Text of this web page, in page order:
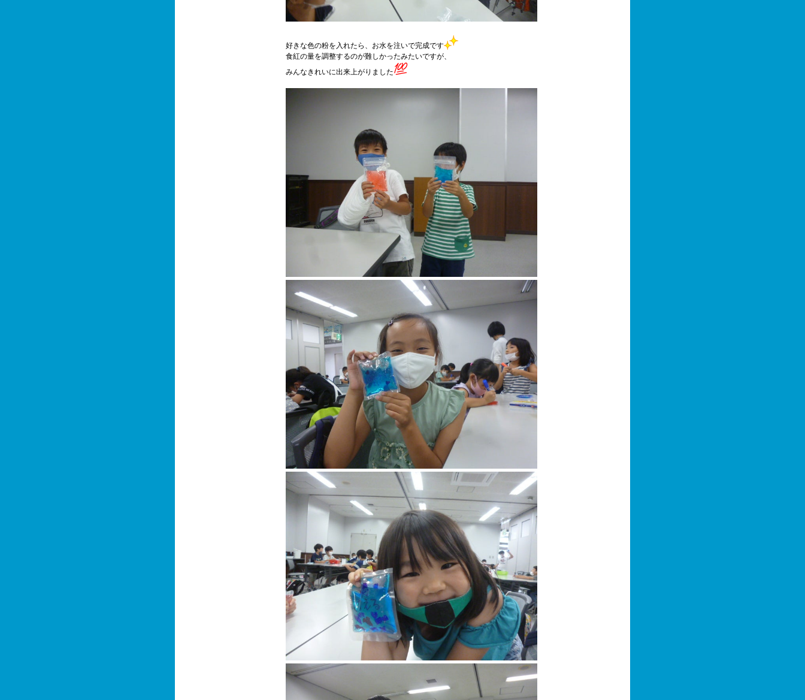
好きな色の粉を入れたら、お水を注いで完成です
食紅の量を調整するのが難しかったみたいですが、
みんなきれいに出来上がりました